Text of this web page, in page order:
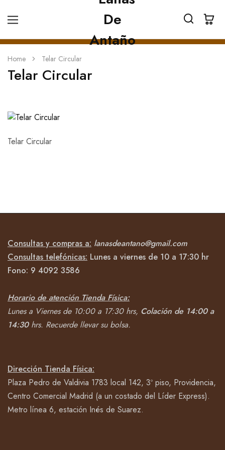
Home Telar Circular
Telar Circular
Telar Circular
Consultas y compras a: lanasdeantano@gmail.com
Consultas telefónicas: Lunes a viernes de 10 a 17:30 hr
Fono: 9 4092 3586
Horario de atención Tienda Física:
Lunes a Viernes de 10:00 a 17:30 hrs, Colación de 14:00 a
14:30hrs. Recuerde llevar su bolsa.
Dirección Tienda Física:
Plaza Pedro de Valdivia 1783 local 142, 3º piso, Providencia,
Centro Comercial Madrid (a un costado del Líder Express).
Metro línea 6, estación Inés de Suarez.